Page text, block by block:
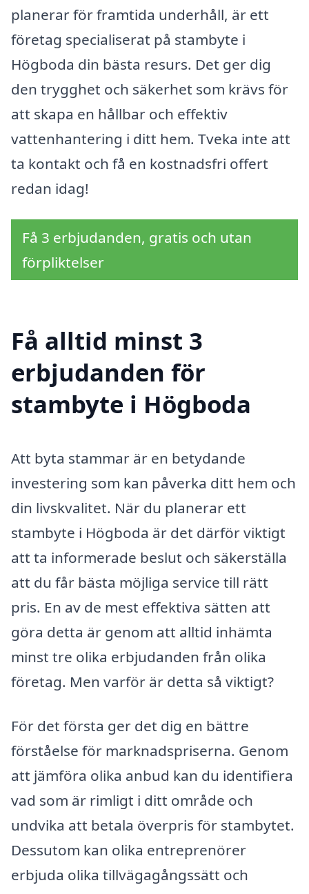
planerar för framtida underhåll, är ett
företag specialiserat på stambyte i
Högboda din bästa resurs. Det ger dig
den trygghet och säkerhet som krävs för
att skapa en hållbar och effektiv
vattenhantering i ditt hem. Tveka inte att
ta kontakt och få en kostnadsfri offert
redan idag!
Få 3 erbjudanden, gratis och utan
förpliktelser
Få alltid minst 3
erbjudanden för
stambyte i Högboda
Att byta stammar är en betydande
investering som kan påverka ditt hem och
din livskvalitet. När du planerar ett
stambyte i Högboda är det därför viktigt
att ta informerade beslut och säkerställa
att du får bästa möjliga service till rätt
pris. En av de mest effektiva sätten att
göra detta är genom att alltid inhämta
minst tre olika erbjudanden från olika
företag. Men varför är detta så viktigt?
För det första ger det dig en bättre
förståelse för marknadspriserna. Genom
att jämföra olika anbud kan du identifiera
vad som är rimligt i ditt område och
undvika att betala överpris för stambytet.
Dessutom kan olika entreprenörer
erbjuda olika tillvägagångssätt och